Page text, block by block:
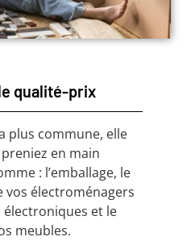
qualité-prix
plus commune, elle
en main
: l’emballage, le
vos électroménagers
électroniques et le
meubles.